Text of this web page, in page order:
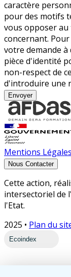
caractère
pour des motifs
vous opposer
concernant.
votre demande à
pièce d'identité
non-respect de
d'introduire une
Envoyer
Mentions Légales
Nous Contacter
Cette action,
intersectoriel de
l'Etat.
2025 • Plan du
Ecoindex